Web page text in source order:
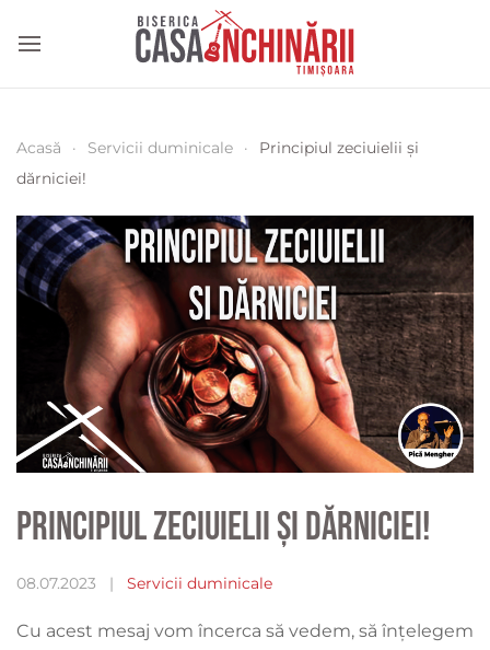
Acasă Servicii duminicale
Principiul zeciuielii și
dărniciei!
Principiul zeciuielii și dărniciei!
08.07.2023 | Servicii duminicale
Cu acest mesaj vom încerca să vedem, să înțelegem